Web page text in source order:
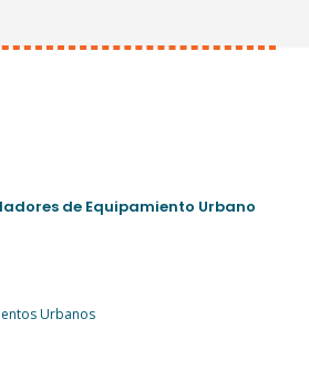
de Equipamiento Urbano
Urbanos